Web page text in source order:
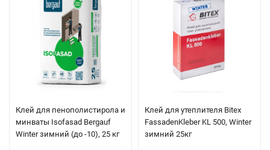
Количество в упаковке: 20 шт
Площадь: 14.4 м2
Клей для пенополистирола и
минваты Isofasad Bergauf
Winter зимний (до -10), 25 кг
Клей для утеплителя Bitex
FassadenKleber KL 500, Winter
зимний 25кг